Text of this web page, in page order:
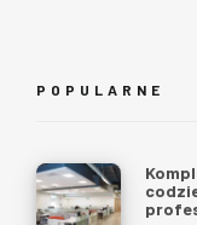
POPULARNE